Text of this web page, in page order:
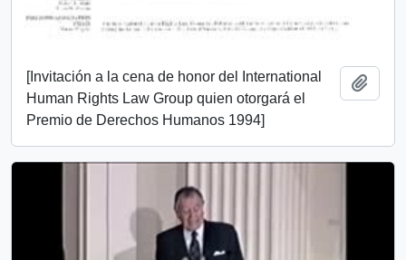
[Invitación a la cena de honor del International
Human Rights Law Group quien otorgará el
Premio de Derechos Humanos 1994]